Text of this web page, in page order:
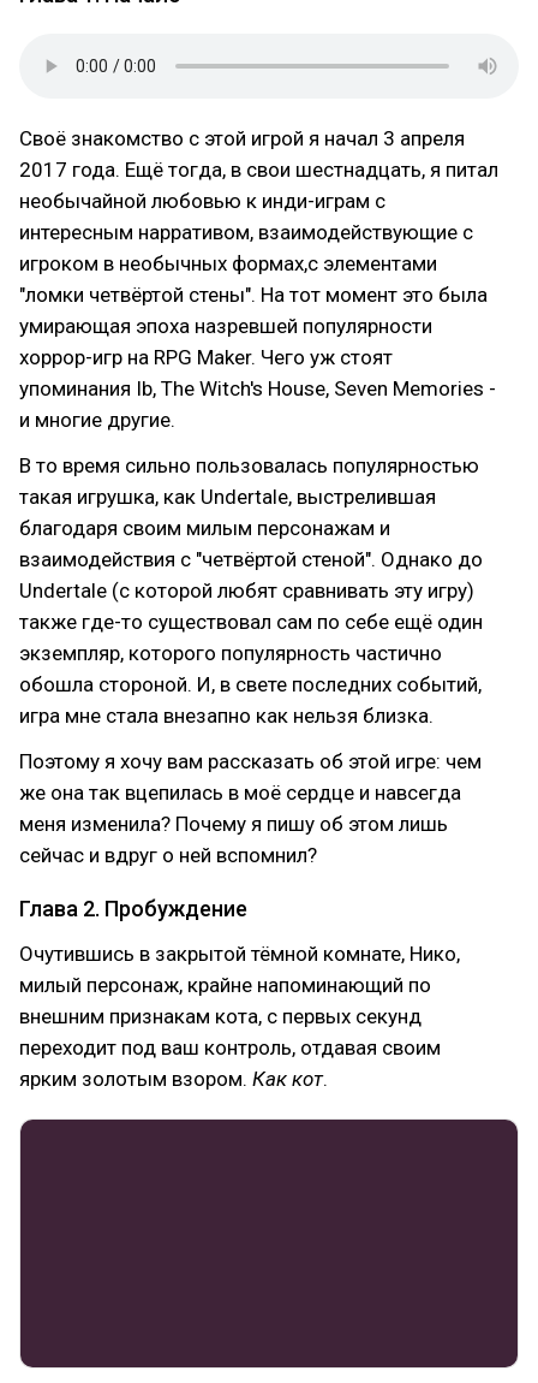
Своё знакомство с этой игрой я начал 3 апреля
2017 года. Ещё тогда, в свои шестнадцать, я питал
необычайной любовью к инди-играм с
интересным нарративом, взаимодействующие с
игроком в необычных формах,с элементами
"ломки четвёртой стены". На тот момент это была
умирающая эпоха назревшей популярности
хоррор-игр на RPG Maker. Чего уж стоят
упоминания Ib, The Witch's House, Seven Memories -
и многие другие.
В то время сильно пользовалась популярностью
такая игрушка, как Undertale, выстрелившая
благодаря своим милым персонажам и
взаимодействия с "четвёртой стеной". Однако до
Undertale (с которой любят сравнивать эту игру)
также где-то существовал сам по себе ещё один
экземпляр, которого популярность частично
обошла стороной. И, в свете последних событий,
игра мне стала внезапно как нельзя близка.
Поэтому я хочу вам рассказать об этой игре: чем
же она так вцепилась в моё сердце и навсегда
меня изменила? Почему я пишу об этом лишь
сейчас и вдруг о ней вспомнил?
Глава 2. Пробуждение
Очутившись в закрытой тёмной комнате, Нико,
милый персонаж, крайне напоминающий по
внешним признакам кота, с первых секунд
переходит под ваш контроль, отдавая своим
ярким золотым взором. Как кот.